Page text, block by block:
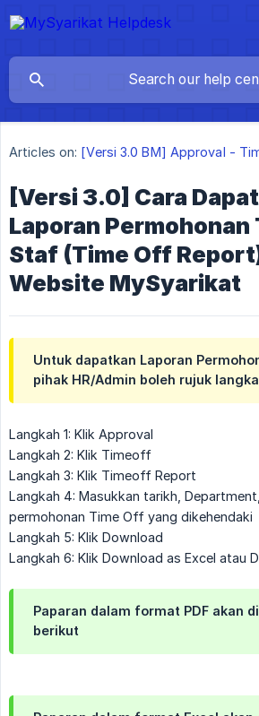
Articles on: [Versi 3.0 BM] Approval -
[Versi 3.0] Cara
Laporan
Staf (Time Off
Website MySyarikat
Untuk dapatkan Laporan
pihak HR/Admin boleh rujuk
Langkah 1: Klik Approval
Langkah 2: Klik Timeoff
Langkah 3: Klik Timeoff Report
Langkah 4: Masukkan tarikh,
permohonan Time Off yang dikehendaki
Langkah 5: Klik Download
Langkah 6: Klik Download as Excel atau
Paparan dalam format PDF akan
berikut